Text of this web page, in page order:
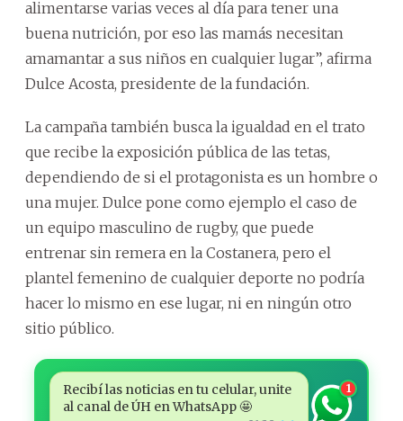
alimentarse varias veces al día para tener una
buena nutrición, por eso las mamás necesitan
amamantar a sus niños en cualquier lugar”, afirma
Dulce Acosta, presidente de la fundación.
La campaña también busca la igualdad en el trato
que recibe la exposición pública de las tetas,
dependiendo de si el protagonista es un hombre o
una mujer. Dulce pone como ejemplo el caso de
un equipo masculino de rugby, que puede
entrenar sin remera en la Costanera, pero el
plantel femenino de cualquier deporte no podría
hacer lo mismo en ese lugar, ni en ningún otro
sitio público.
Recibí las noticias en tu celular, unite
al canal de ÚH en WhatsApp 🤩
1